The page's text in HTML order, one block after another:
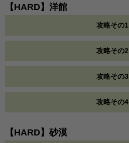
【HARD】洋館
攻略その1
攻略その2
攻略その3
攻略その4
【HARD】砂漠